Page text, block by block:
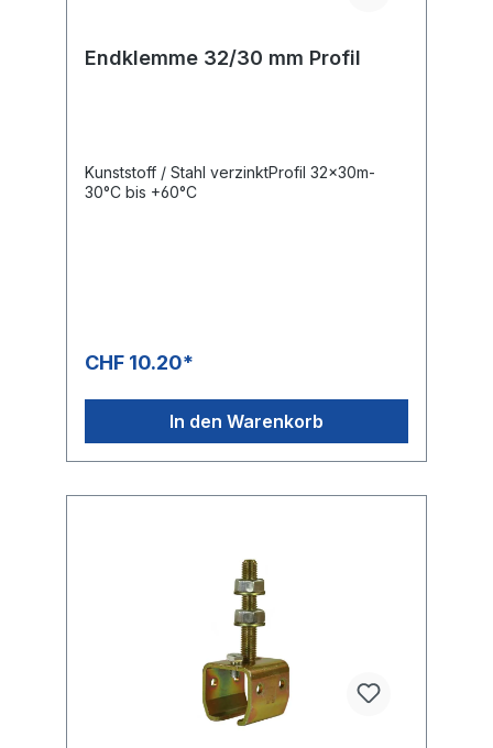
Endklemme 32/30 mm Profil
Kunststoff / Stahl verzinktProfil 32x30m-
30°C bis +60°C
CHF 10.20*
In den Warenkorb